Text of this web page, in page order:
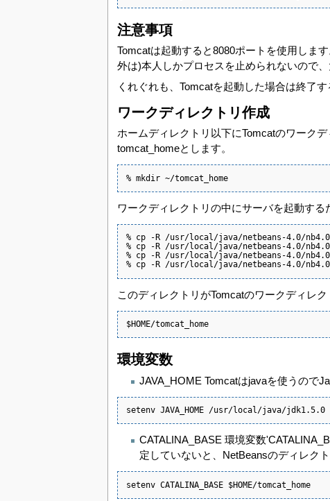
注意事項
Tomcatは起動すると8080ポートを使用しま
外は)本人しかプロセスを止められないので、
くれぐれも、Tomcatを起動した場合は終了
ワークディレクトリ作成
ホームディレクトリ以下にTomcatのワーク
tomcat_homeとします。
% mkdir ~/tomcat_home
ワークディレクトリの中にサーバを起動す
% cp -R /usr/local/java/netbeans-4.0/
% cp -R /usr/local/java/netbeans-4.0/
% cp -R /usr/local/java/netbeans-4.0/
% cp -R /usr/local/java/netbeans-4.0/
このディレクトリがTomcatのワークディレク
$HOME/tomcat_home
環境変数
JAVA_HOME Tomcatはjavaを使うので
setenv JAVA_HOME /usr/local/java/jdk1.5.0
CATALINA_BASE 環境変数
定していないと、NetBeansのディレク
setenv CATALINA_BASE $HOME/tomcat_home